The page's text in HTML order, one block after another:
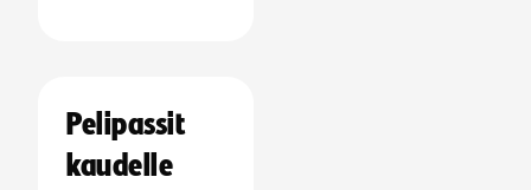
Pelipassit
kaudelle